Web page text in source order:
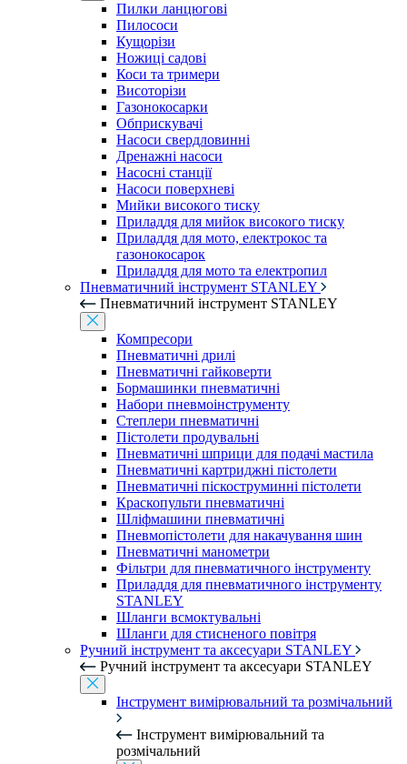
Пилки ланцюгові
Пилососи
Кущорізи
Ножиці садові
Коси та тримери
Висоторізи
Газонокосарки
Обприскувачі
Насоси свердловинні
Дренажні насоси
Насосні станції
Насоси поверхневі
Мийки високого тиску
Приладдя для мийок високого тиску
Приладдя для мото, електрокос та
газонокосарок
Приладдя для мото та електропил
Пневматичний інструмент STANLEY
Пневматичний інструмент STANLEY
Компресори
Пневматичні дрилі
Пневматичні гайковерти
Бормашинки пневматичні
Набори пневмоінструменту
Степлери пневматичні
Пістолети продувальні
Пневматичні шприци для подачі мастила
Пневматичні картриджні пістолети
Пневматичні піскоструминні пістолети
Краскопульти пневматичні
Шліфмашини пневматичні
Пневмопістолети для накачування шин
Пневматичні манометри
Фільтри для пневматичного інструменту
Приладдя для пневматичного інструменту
STANLEY
Шланги всмоктувальні
Шланги для стисненого повітря
Ручний інструмент та аксесуари STANLEY
Ручний інструмент та аксесуари STANLEY
Інструмент вимірювальний та розмічальний
Інструмент вимірювальний та
розмічальний